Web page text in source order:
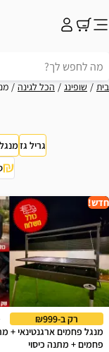
בית שופינג הכל לגינה
גריל גז
תוצאות
חדש!
רק ב-₪999
מנגל פחמים ארגנטינאי +
פחמים + מתנה כיסוי